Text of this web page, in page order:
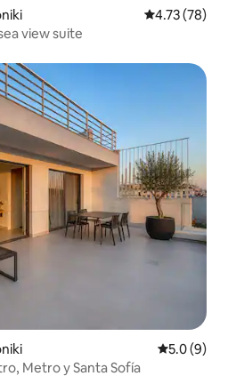
Calificación
4.73 (78)
view suite
5.0 (9)
Metro y Santa Sofía